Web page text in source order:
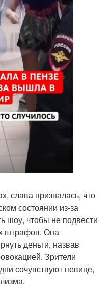
слава призналась, что
состоянии из-за
шоу, чтобы не подвести
штрафов. Она
деньги, назвав
Зрители
сочувствуют певице,